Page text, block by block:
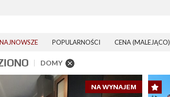
NAJNOWSZE POPULARNOŚCI CENA (MALEJĄCO)
DOMY
NA WYNAJEM